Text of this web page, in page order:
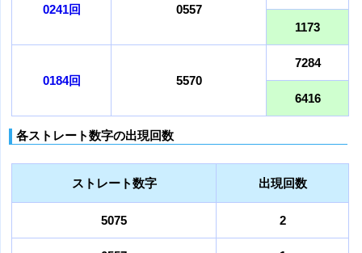
0241回 0557
1173
0184回 5570
7284
6416
各ストレート数字の出現回数
ストレート数字 出現回数
5075 2